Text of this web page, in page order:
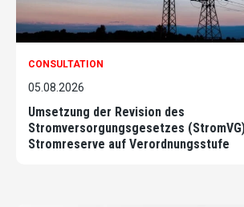
CONSULTATION
05.08.2026
Umsetzung der Revision des
Stromversorgungsgesetzes
Stromreserve auf Verordnungsstufe